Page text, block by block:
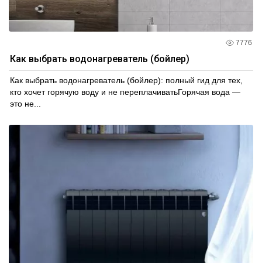
7776
Как выбрать водонагреватель (бойлер)
Как выбрать водонагреватель (бойлер): полный гид для тех,
кто хочет горячую воду и не переплачиватьГорячая вода —
это не...